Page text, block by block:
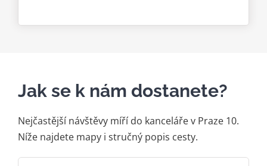
Jak se k nám dostanete?
Nejčastější návštěvy míří do kanceláře v Praze 10.
Níže najdete mapy i stručný popis cesty.